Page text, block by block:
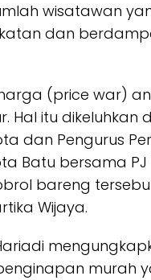
wisatawan
dan
(price war)
Hal itu
dan Pengurus
Batu bersama PJ
bareng
Wijaya.
murah